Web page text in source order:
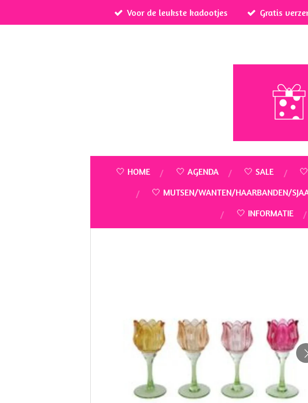
Voor de leukste kadootjes Gratis
🤍 HOME 🤍 AGENDA 🤍 SALE
🤍 MUTSEN/WANTEN/HAARBANDEN/
🤍 INFORMATIE